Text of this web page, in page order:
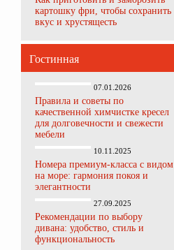
картошку фри, чтобы сохранить
вкус и хрустящесть
Гостинная
07.01.2026
Правила и советы по
качественной химчистке кресел
для долговечности и свежести
мебели
10.11.2025
Номера премиум-класса с видом
на море: гармония покоя и
элегантности
27.09.2025
Рекомендации по выбору
дивана: удобство, стиль и
функциональность